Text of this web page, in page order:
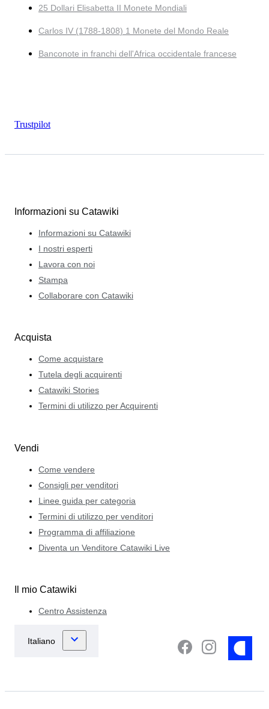
25 Dollari Elisabetta II Monete Mondiali
Carlos IV (1788-1808) 1 Monete del Mondo Reale
Banconote in franchi dell'Africa occidentale francese
Trustpilot
Informazioni su Catawiki
Informazioni su Catawiki
I nostri esperti
Lavora con noi
Stampa
Collaborare con Catawiki
Acquista
Come acquistare
Tutela degli acquirenti
Catawiki Stories
Termini di utilizzo per Acquirenti
Vendi
Come vendere
Consigli per venditori
Linee guida per categoria
Termini di utilizzo per venditori
Programma di affiliazione
Diventa un Venditore Catawiki Live
Il mio Catawiki
Centro Assistenza